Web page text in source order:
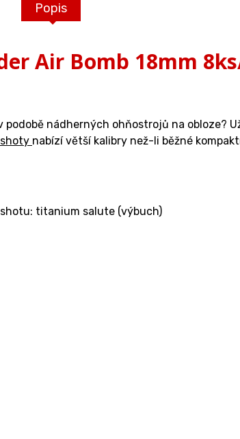
Popis
Air Bomb 18mm
nádherných ohňostrojů na obloze?
nabízí větší kalibry než-li běžné
titanium salute (výbuch)